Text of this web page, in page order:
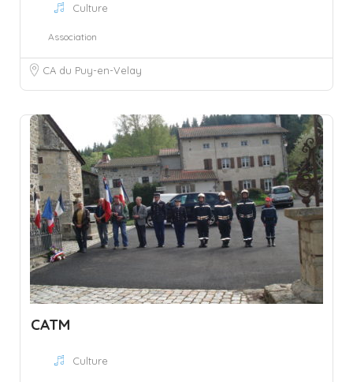
Culture
Association
CA du Puy-en-Velay
CATM
Culture